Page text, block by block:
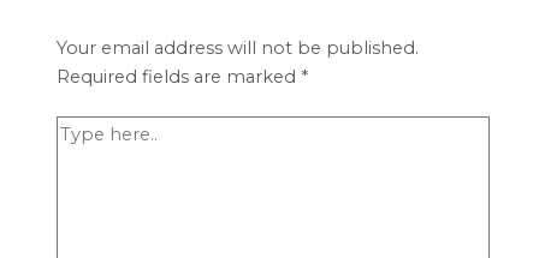
Your email address will not be published.
Required fields are marked *